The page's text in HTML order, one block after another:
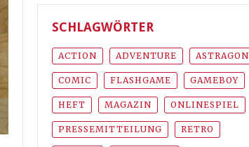
SCHLAGWÖRTER
ACTION ADVENTURE ASTRAGON
COMIC FLASHGAME GAMEBOY
HEFT MAGAZIN ONLINESPIEL
PRESSEMITTEILUNG RETRO